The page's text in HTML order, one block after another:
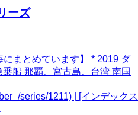
ーズ
まとめています】 * 2019 ダ
船 那覇、宮古島、台湾 南国
series/1211) | [インデックス